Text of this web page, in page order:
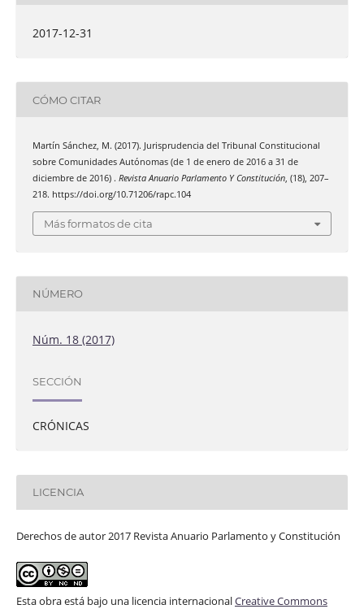
2017-12-31
CÓMO CITAR
Martín Sánchez, M. (2017). Jurisprudencia del Tribunal Constitucional
sobre Comunidades Autónomas (de 1 de enero de 2016 a 31 de
diciembre de 2016) . Revista Anuario Parlamento Y Constitución, (18), 207–
218. https://doi.org/10.71206/rapc.104
Más formatos de cita
NÚMERO
Núm. 18 (2017)
SECCIÓN
CRÓNICAS
LICENCIA
Derechos de autor 2017 Revista Anuario Parlamento y Constitución
Esta obra está bajo una licencia internacionalCreative Commons